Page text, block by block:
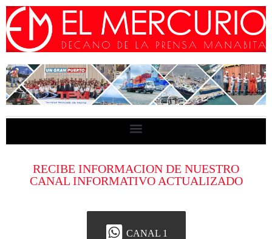
RECIBE INFORMACION DE NUESTRO
CANAL INFORMATIVO ACTUALIZADO
CANAL 1